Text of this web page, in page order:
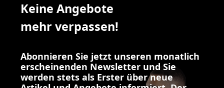
Keine Angebote
mehr verpassen!
Abonnieren Sie jetzt unseren monatlich
erscheinenden Newsletter und Sie
werden stets als Erster über neue